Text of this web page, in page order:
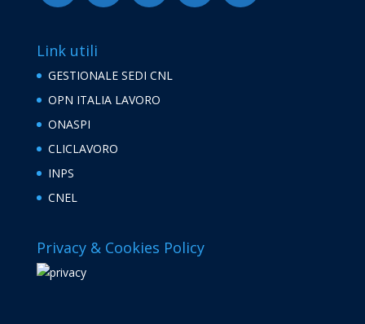
Link utili
GESTIONALE SEDI CNL
OPN ITALIA LAVORO
ONASPI
CLICLAVORO
INPS
CNEL
Privacy & Cookies Policy